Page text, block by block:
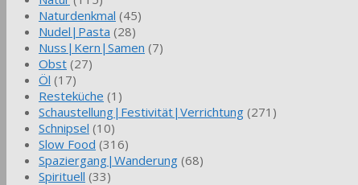
Naturdenkmal (45)
Nudel|Pasta (28)
Nuss|Kern|Samen (7)
Obst (27)
Öl (17)
Resteküche (1)
Schaustellung|Festivität|Verrichtung (271)
Schnipsel (10)
Slow Food (316)
Spaziergang|Wanderung (68)
Spirituell (33)